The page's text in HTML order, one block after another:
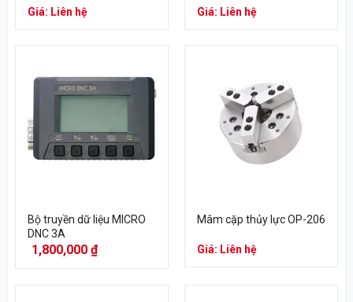
Giá: Liên hệ Giá: Liên hệ
Bộ truyền dữ liệu MICRO
DNC 3A
1,800,000 ₫
Mâm cặp thủy lực OP-206
Giá: Liên hệ